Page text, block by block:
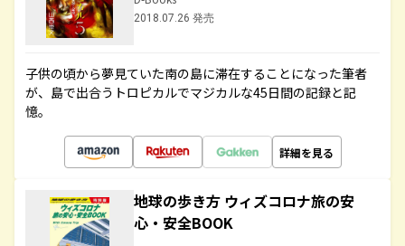
2018.07.26 発売
子供の頃から夢見ていた南の島に滞在することになった筆者
が、島で出合うトロピカルでマジカルな45日間の記録と記
憶。
詳細を見る
地球の歩き方 ウィズコロナ旅の安
心・安全BOOK